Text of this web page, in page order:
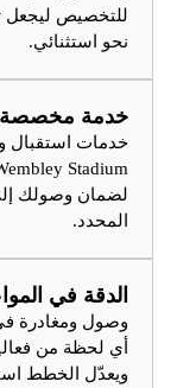
للتخصيص ليجعل
نحو استثنائي.
خدمة مخصصة
خدمات استقبال
لضمان وصولك
المحدد.
الدقة في
وصول ومغادرة
أي لحظة من
ويعدّل الخطط